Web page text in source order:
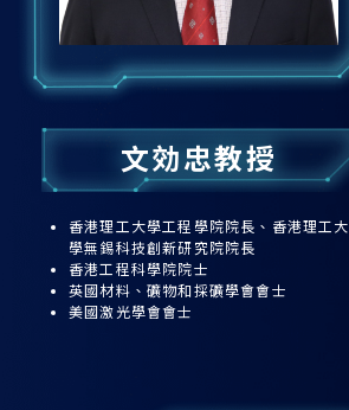
文効忠教授
香港理工大學工程學院院長、香港理工大
學無錫科技創新研究院院長
香港工程科學院院士
英國材料、礦物和採礦學會會士
美國激光學會會士